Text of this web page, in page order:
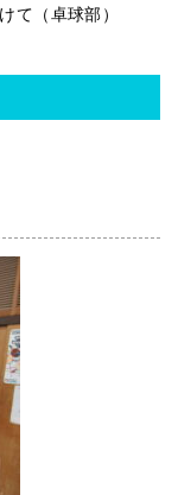
て（卓球部）